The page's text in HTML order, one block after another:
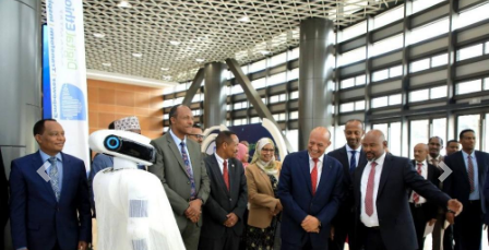
Previous Next